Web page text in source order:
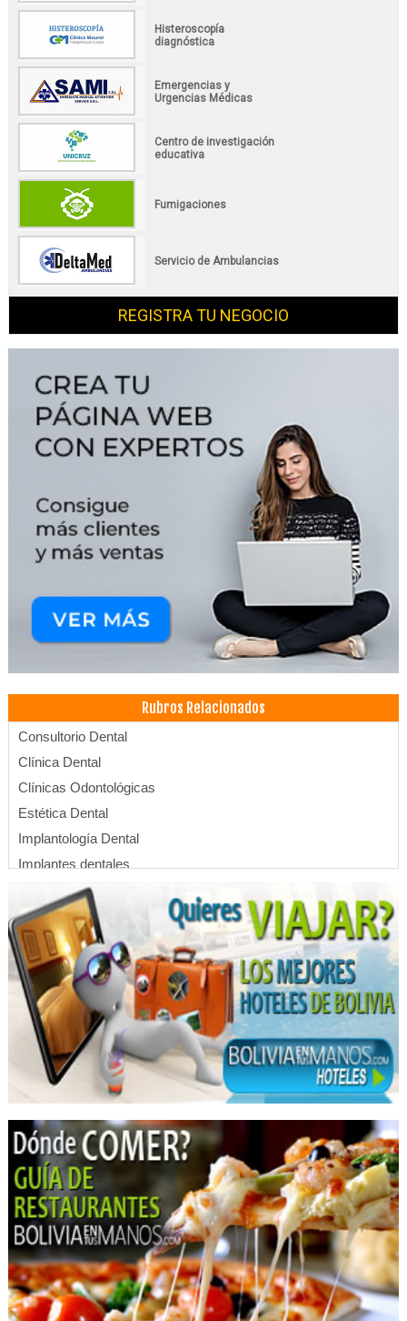
Histeroscopía
diagnóstica
Emergencias y
Urgencias Médicas
Centro de investigación
educativa
Fumigaciones
Servicio de Ambulancias
REGISTRA TU NEGOCIO
Rubros Relacionados
Consultorio Dental
Clínica Dental
Clínicas Odontológicas
Estética Dental
Implantología Dental
Implantes dentales
Limpieza Dental
Médicos Odontólogos
Odontología Estética
Ortodoncia
Odontología
Prótesis Dentales
Dentistas
Tomografía
Eventos Corporativos
Eventos Sociales
Hoteles
Hotelería
Hotels
Organización de Congresos, Seminarios
Restaurantes
Servicios Empresariales